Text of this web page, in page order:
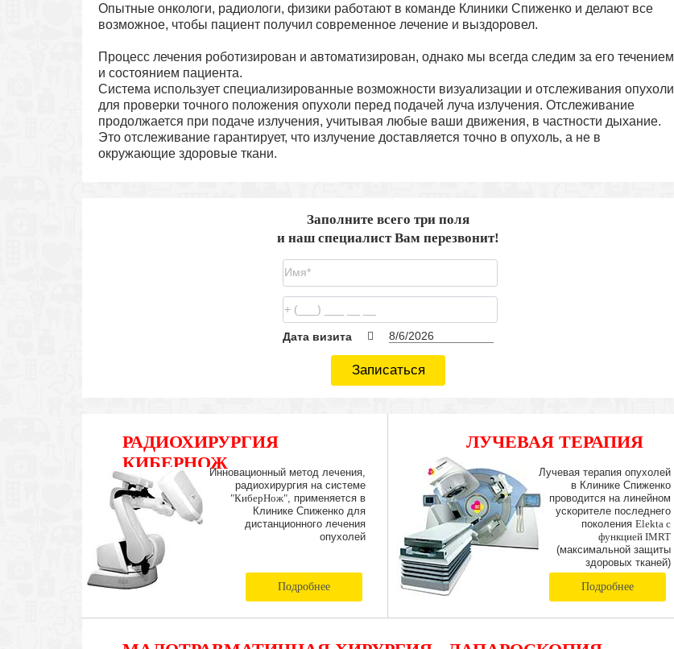
Опытные онкологи, радиологи, физики работают в команде Клиники Спиженко и делают все
возможное, чтобы пациент получил современное лечение и выздоровел.
Процесс лечения роботизирован и автоматизирован, однако мы всегда следим за его течением
и состоянием пациента.
Система использует специализированные возможности визуализации и отслеживания опухоли
для проверки точного положения опухоли перед подачей луча излучения. Отслеживание
продолжается при подаче излучения, учитывая любые ваши движения, в частности дыхание.
Это отслеживание гарантирует, что излучение доставляется точно в опухоль, а не в
окружающие здоровые ткани.
Заполните всего три поля
и наш специалист Вам перезвонит!
Дата визита
Записаться
РАДИОХИРУРГИЯ
КИБЕРНОЖИнновационный метод лечения,
радиохирургия на системе
"КиберНож" , применяется в
Клинике Спиженко для
дистанционного лечения
опухолей
Подробнее
ЛУЧЕВАЯ ТЕРАПИЯ
Лучевая терапия опухолей
в Клинике Спиженко
проводится на линейном
ускорителе последнего
поколения Elekta с
функцией IMRT
(максимальной защиты
здоровых тканей)
Подробнее